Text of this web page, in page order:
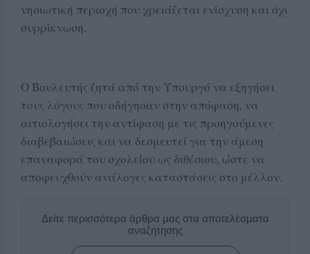
νησιωτική περιοχή που χρειάζεται ενίσχυση και όχι
συρρίκνωση.
Ο Βουλευτής ζητά από την Υπουργό να εξηγήσει
τους λόγους που οδήγησαν στην απόφαση, να
αιτιολογήσει την αντίφαση με τις προηγούμενες
διαβεβαιώσεις και να δεσμευτεί για την άμεση
επαναφορά του σχολείου ως διθέσιου, ώστε να
αποφευχθούν ανάλογες καταστάσεις στο μέλλον.
Δείτε περισσότερα άρθρα μας στα αποτελέσματα
αναζήτησης